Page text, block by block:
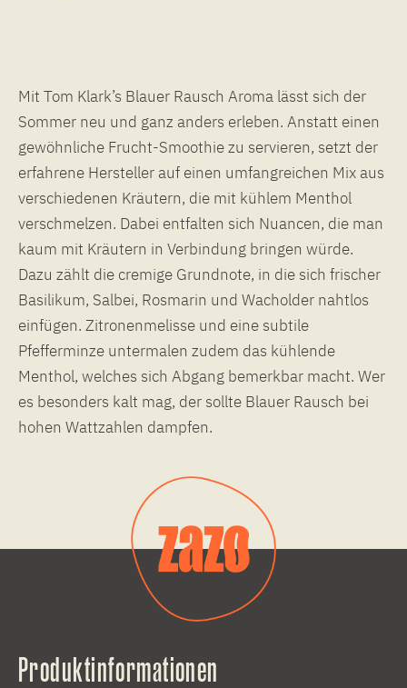
Mit Tom Klark’s Blauer Rausch Aroma lässt sich der
Sommer neu und ganz anders erleben. Anstatt einen
gewöhnliche Frucht-Smoothie zu servieren, setzt der
erfahrene Hersteller auf einen umfangreichen Mix aus
verschiedenen Kräutern, die mit kühlem Menthol
verschmelzen. Dabei entfalten sich Nuancen, die man
kaum mit Kräutern in Verbindung bringen würde.
Dazu zählt die cremige Grundnote, in die sich frischer
Basilikum, Salbei, Rosmarin und Wacholder nahtlos
einfügen. Zitronenmelisse und eine subtile
Pfefferminze untermalen zudem das kühlende
Menthol, welches sich Abgang bemerkbar macht. Wer
es besonders kalt mag, der sollte Blauer Rausch bei
hohen Wattzahlen dampfen.
Produktinformationen